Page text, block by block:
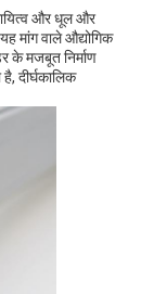
और धूल और
मांग वाले औद्योगिक
के मजबूत निर्माण
दीर्घकालिक